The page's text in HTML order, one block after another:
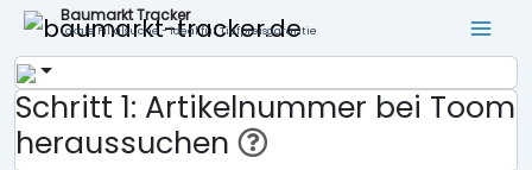
Baumarkt Tracker
Lokale Filialsuche - ideal für Tiefpreisgarantie
Schritt 1: Artikelnummer bei Toom
heraussuchen